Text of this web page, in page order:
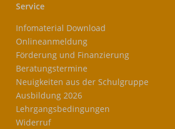
Service
Infomaterial Download
Onlineanmeldung
Förderung und Finanzierung
Beratungstermine
Neuigkeiten aus der Schulgruppe
Ausbildung 2026
Lehrgangsbedingungen
Widerruf